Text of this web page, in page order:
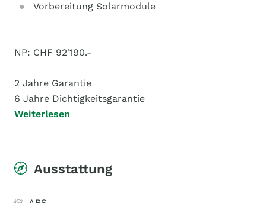
Vorbereitung Solarmodule
NP: CHF 92'190.-
2 Jahre Garantie
6 Jahre Dichtigkeitsgarantie
Weiterlesen
Ausstattung